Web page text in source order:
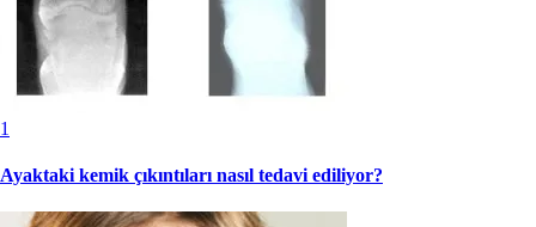
1
Ayaktaki kemik çıkıntıları nasıl tedavi ediliyor?